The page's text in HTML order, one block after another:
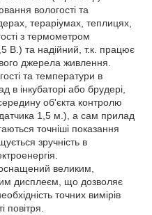
вологості та
тераріумах, теплицях,
з термометром
В.) та надійний, т.к. працює
джерела живлення.
та температури в
в інкубаторі або брудері,
об'єкта контролю
1,5 м.), а сам прилад
точніші показання
зручність в
великим,
дисплеєм, що дозволяє
точних вимірів
повітря.